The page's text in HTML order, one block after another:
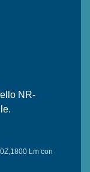
NR-
Lm con